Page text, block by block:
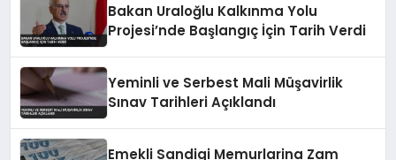
Bakan Uraloğlu Kalkınma Yolu
Projesi’nde Başlangıç İçin Tarih Verdi
Yeminli ve Serbest Mali Müşavirlik
Sınav Tarihleri Açıklandı
Emekli Sandigi Memurlarina Zam